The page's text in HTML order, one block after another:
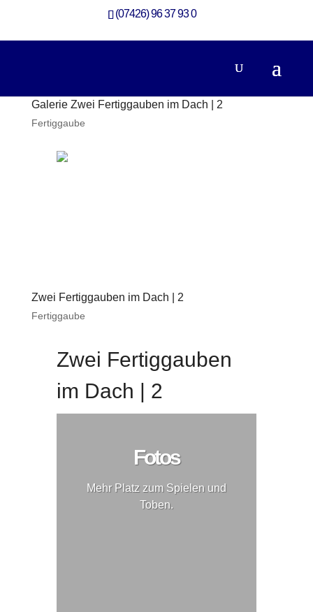
(07426) 96 37 93 0
Galerie Zwei Fertiggauben im Dach | 2
Fertiggaube
Zwei Fertiggauben im Dach | 2
Fertiggaube
Zwei Fertiggauben
im Dach | 2
Fotos
Mehr Platz zum Spielen und
Toben.